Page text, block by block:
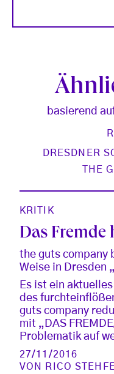
basierend
DRESDNER
THE
KRITIK
Das Fremde
the guts company
Weise in Dresden
Es ist ein
des
guts company
mit „DAS
Problematik auf
27/11/2016
VON
RICO